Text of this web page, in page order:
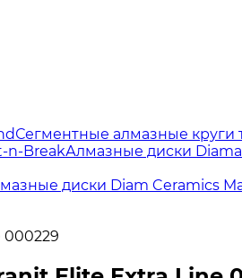
Сегментные алмазные круги
n-BreakАлмазные диски
диски Diam Ceramics
000229